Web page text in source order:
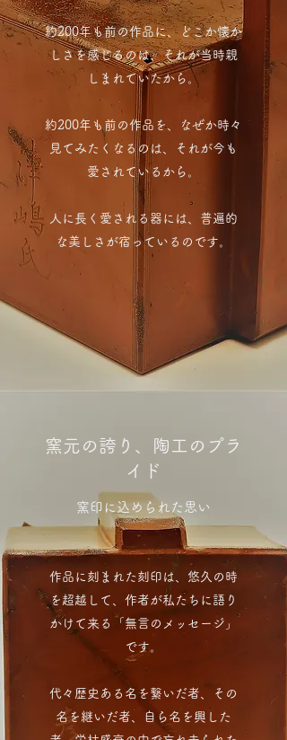
約200年も前の作品に、どこか懐か
しさを感じるのは、それが当時親
しまれていたから。
約200年も前の作品を、なぜか時々
見てみたくなるのは、それが今も
愛されているから。
人に長く愛される器には、普遍的
な美しさが宿っているのです。​
窯元の誇り、陶工のプラ
イド
窯印に込められた思い
作品に刻まれた刻印は、悠久の時
を超越して、作者が私たちに語り
かけて来る「無言のメッセージ」
です。
代々歴史ある名を繋いだ者、その
名を継いだ者、自ら名を興した